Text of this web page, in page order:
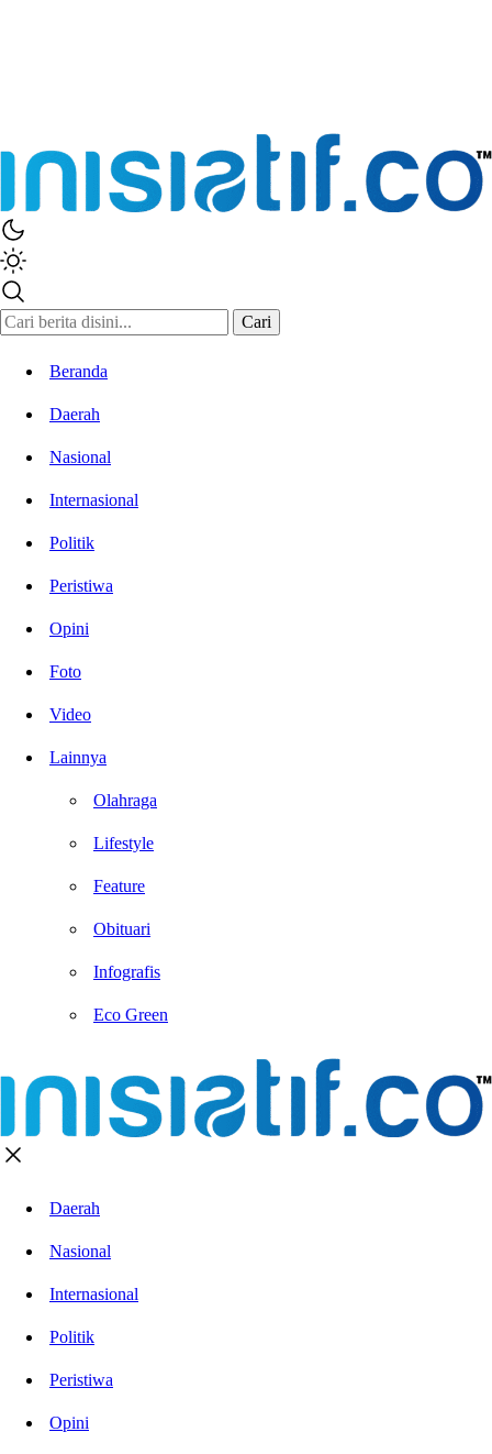
Cari
Beranda
Daerah
Nasional
Internasional
Politik
Peristiwa
Opini
Foto
Video
Lainnya
Olahraga
Lifestyle
Feature
Obituari
Infografis
Eco Green
Daerah
Nasional
Internasional
Politik
Peristiwa
Opini